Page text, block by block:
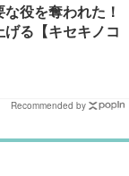
役を奪われた！
る【キセキノコ
Recommended by